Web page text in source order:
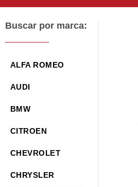
Buscar por marca:
ALFA ROMEO
AUDI
BMW
CITROEN
CHEVROLET
CHRYSLER